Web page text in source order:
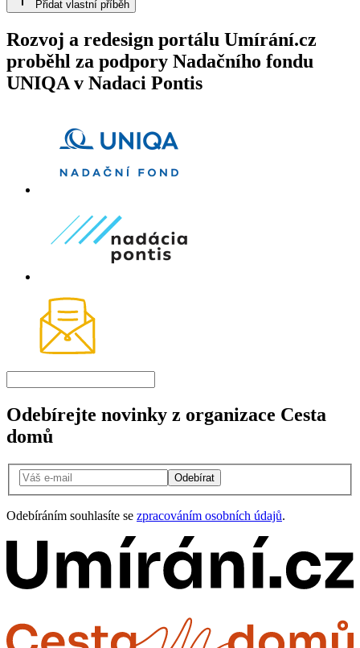
Přidat vlastní příběh
Rozvoj a redesign portálu Umírání.cz
proběhl za podpory Nadačního fondu
UNIQA v Nadaci Pontis
Odebírejte novinky z organizace Cesta
domů
Odebírat
Odebíráním souhlasíte se zpracováním osobních údajů.